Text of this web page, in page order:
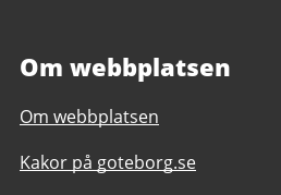
Om webbplatsen
Om webbplatsen
Kakor på goteborg.se